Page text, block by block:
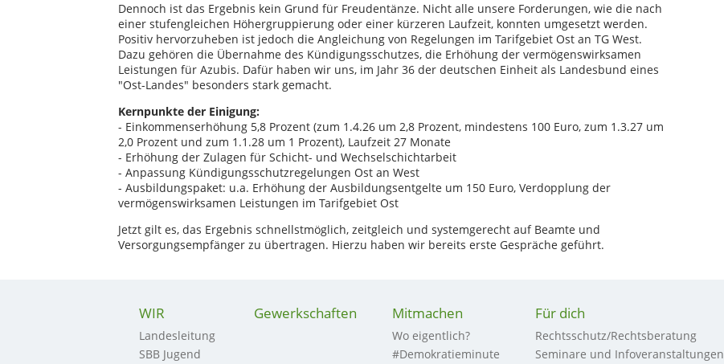
Dennoch ist das Ergebnis kein Grund für Freudentänze. Nicht alle unsere Forderungen, wie die nach
einer stufengleichen Höhergruppierung oder einer kürzeren Laufzeit, konnten umgesetzt werden.
Positiv hervorzuheben ist jedoch die Angleichung von Regelungen im Tarifgebiet Ost an TG West.
Dazu gehören die Übernahme des Kündigungsschutzes, die Erhöhung der vermögenswirksamen
Leistungen für Azubis. Dafür haben wir uns, im Jahr 36 der deutschen Einheit als Landesbund eines
"Ost-Landes" besonders stark gemacht.
Kernpunkte der Einigung:
- Einkommenserhöhung 5,8 Prozent (zum 1.4.26 um 2,8 Prozent, mindestens 100 Euro, zum 1.3.27 um
2,0 Prozent und zum 1.1.28 um 1 Prozent), Laufzeit 27 Monate
- Erhöhung der Zulagen für Schicht- und Wechselschichtarbeit
- Anpassung Kündigungsschutzregelungen Ost an West
- Ausbildungspaket: u.a. Erhöhung der Ausbildungsentgelte um 150 Euro, Verdopplung der
vermögenswirksamen Leistungen im Tarifgebiet Ost
Jetzt gilt es, das Ergebnis schnellstmöglich, zeitgleich und systemgerecht auf Beamte und
Versorgungsempfänger zu übertragen. Hierzu haben wir bereits erste Gespräche geführt.
WIR
Landesleitung
SBB Jugend
Gewerkschaften Mitmachen
Wo eigentlich?
#Demokratieminute
Für dich
Rechtsschutz/Rechtsberatung
Seminare und Infoveranstaltungen